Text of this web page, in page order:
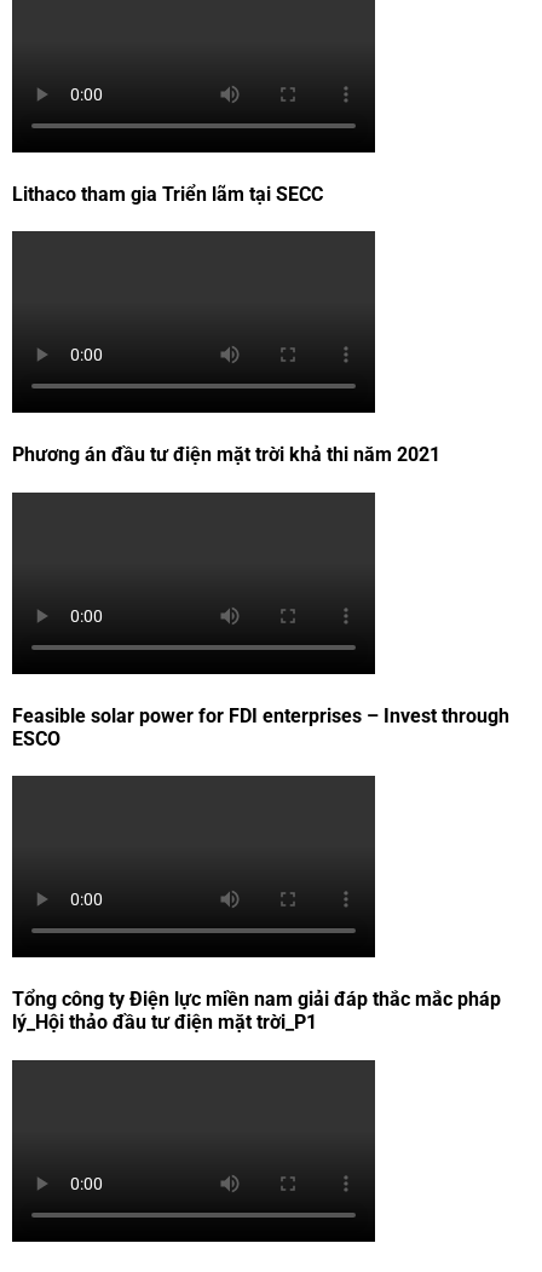
Lithaco tham gia Triển lãm tại SECC
Phương án đầu tư điện mặt trời khả thi năm 2021
Feasible solar power for FDI enterprises – Invest through
ESCO
Tổng công ty Điện lực miền nam giải đáp thắc mắc pháp
lý_Hội thảo đầu tư điện mặt trời_P1